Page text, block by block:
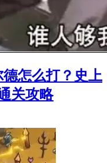
德怎么打？史上
关攻略